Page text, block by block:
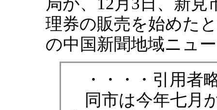
理券の販売を始めた
の中国新聞地域ニュ
・・・・引用者
同市は今年七月